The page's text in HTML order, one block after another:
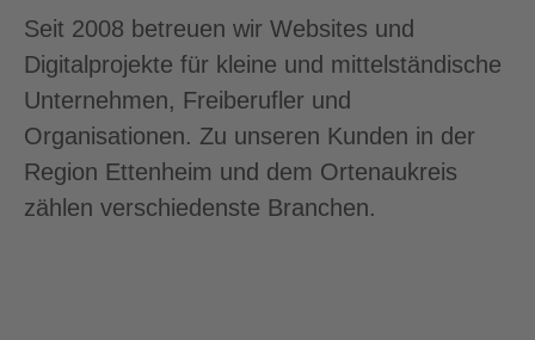
Seit 2008 betreuen wir Websites und
Digitalprojekte für kleine und mittelständische
Unternehmen, Freiberufler und
Organisationen. Zu unseren Kunden in der
Region Ettenheim und dem Ortenaukreis
zählen verschiedenste Branchen.